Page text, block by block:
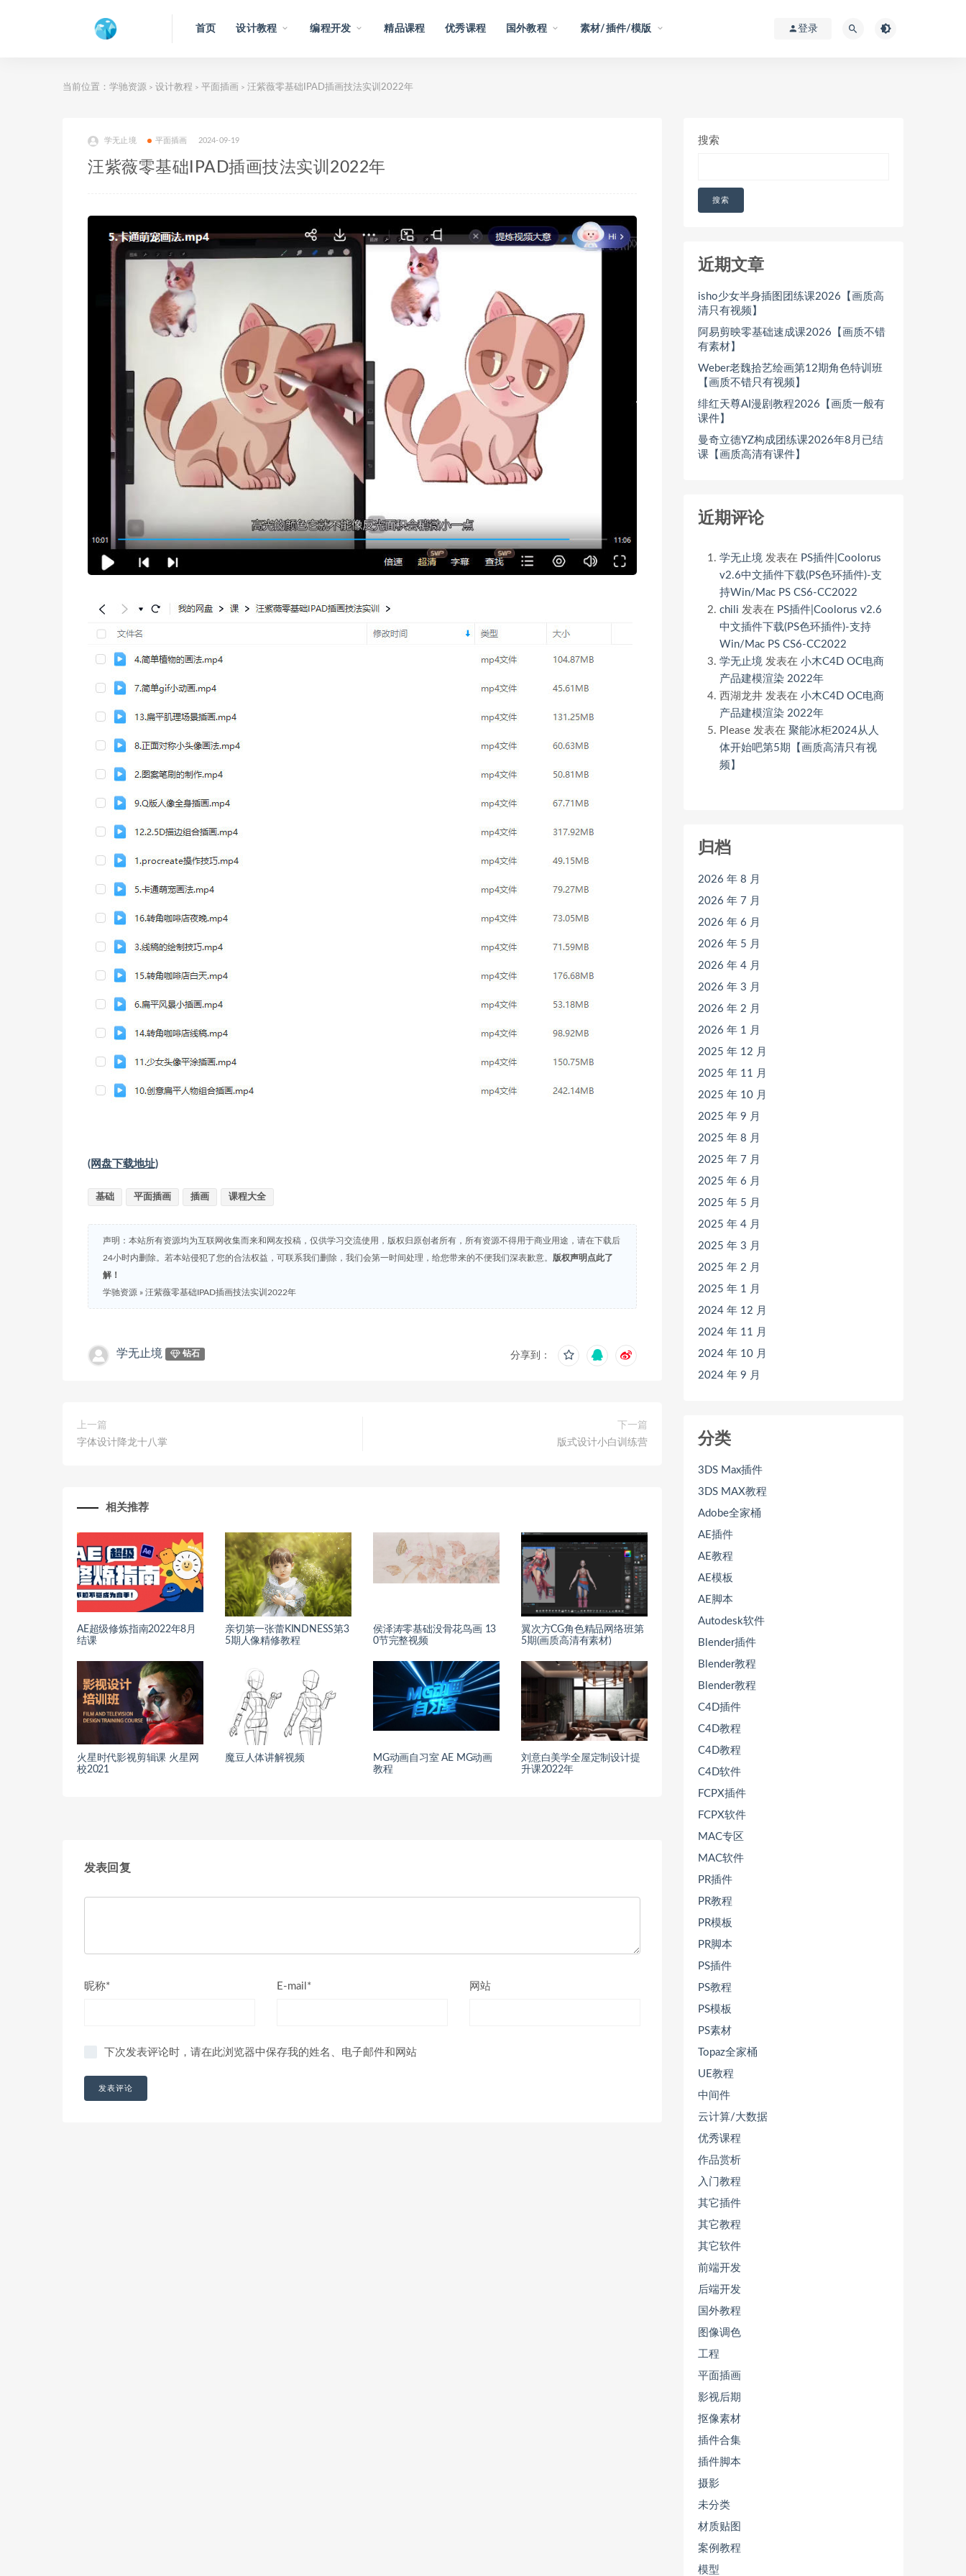
首页 设计教程 编程开发 精品课程 优秀课程 国外教程 素材/插件/模版 登录
当前位置： 学驰资源 > 设计教程 > 平面插画 > 汪紫薇零基础IPAD插画技法实训2022年
学无止境 平面插画 2024-09-19
汪紫薇零基础IPAD插画技法实训2022年
(网盘下载地址)
基础 平面插画 插画 课程大全
声明：本站所有资源均为互联网收集而来和网友投稿，仅供学习交流使用，版权归原创者所有，所有资源不得用于商业用途，请在下载后
24小时内删除。若本站侵犯了您的合法权益，可联系我们删除，我们会第一时间处理，给您带来的不便我们深表歉意。
版权声明点此了
解！
学驰资源 » 汪紫薇零基础IPAD插画技法实训2022年
学无止境 钻石 分享到：
上一篇
字体设计降龙十八掌
下一篇
版式设计小白训练营
相关推荐
AE超级修炼指南2022年8月
结课
亲切第一张蕾KINDNESS第3
5期人像精修教程
侯泽涛零基础没骨花鸟画 13
0节完整视频
翼次方CG角色精品网络班第
5期(画质高清有素材)
火星时代影视剪辑课 火星网
校2021
魔豆人体讲解视频
MG动画自习室 AE MG动画
教程
刘意白美学全屋定制设计提
升课2022年
发表回复
昵称* E-mail* 网站
下次发表评论时，请在此浏览器中保存我的姓名、电子邮件和网站
搜索
搜索
近期文章
isho少女半身插图团练课2026【画质高
清只有视频】
阿易剪映零基础速成课2026【画质不错
有素材】
Weber老魏拾艺绘画第12期角色特训班
【画质不错只有视频】
绯红天尊AI漫剧教程2026【画质一般有
课件】
曼奇立德YZ构成团练课2026年8月已结
课【画质高清有课件】
近期评论
学无止境 发表在 PS插件|Coolorus
v2.6中文插件下载(PS色环插件)-支
持Win/Mac PS CS6-CC2022
chili 发表在 PS插件|Coolorus v2.6
中文插件下载(PS色环插件)-支持
Win/Mac PS CS6-CC2022
学无止境 发表在 小木C4D OC电商
产品建模渲染 2022年
西湖龙井 发表在 小木C4D OC电商
产品建模渲染 2022年
Please 发表在 聚能冰柜2024从人
体开始吧第5期【画质高清只有视
频】
归档
2026 年 8 月
2026 年 7 月
2026 年 6 月
2026 年 5 月
2026 年 4 月
2026 年 3 月
2026 年 2 月
2026 年 1 月
2025 年 12 月
2025 年 11 月
2025 年 10 月
2025 年 9 月
2025 年 8 月
2025 年 7 月
2025 年 6 月
2025 年 5 月
2025 年 4 月
2025 年 3 月
2025 年 2 月
2025 年 1 月
2024 年 12 月
2024 年 11 月
2024 年 10 月
2024 年 9 月
分类
3DS Max插件
3DS MAX教程
Adobe全家桶
AE插件
AE教程
AE模板
AE脚本
Autodesk软件
Blender插件
Blender教程
Blender教程
C4D插件
C4D教程
C4D教程
C4D软件
FCPX插件
FCPX软件
MAC专区
MAC软件
PR插件
PR教程
PR模板
PR脚本
PS插件
PS教程
PS模板
PS素材
Topaz全家桶
UE教程
中间件
云计算/大数据
优秀课程
作品赏析
入门教程
其它插件
其它教程
其它软件
前端开发
后端开发
国外教程
图像调色
工程
平面插画
影视后期
抠像素材
插件合集
插件脚本
摄影
未分类
材质贴图
案例教程
模型